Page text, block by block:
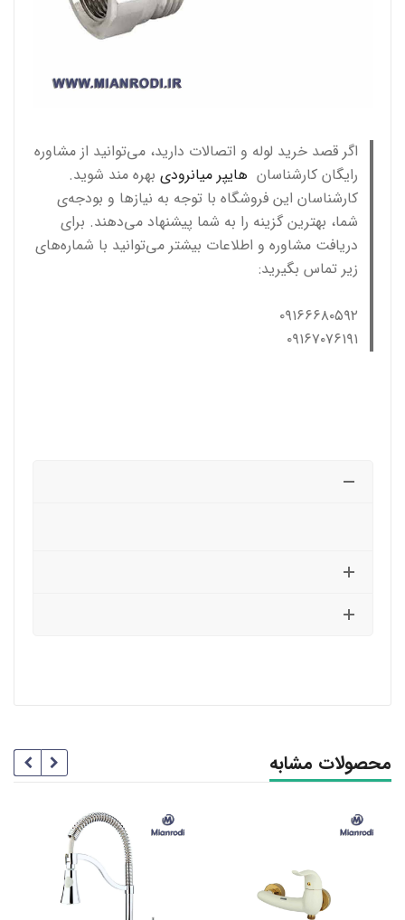
اگر قصد خرید لوله و اتصالات دارید، می‌توانید از مشاوره
رایگان کارشناسان هایپر میانرودیبهره مند شوید.
کارشناسان این فروشگاه با توجه به نیازها و بودجه‌ی
شما، بهترین گزینه را به شما پیشنهاد می‌دهند. برای
دریافت مشاوره و اطلاعات بیشتر می‌توانید با شماره‌های
زیر تماس بگیرید:
۰۹۱۶۶۶۸۰۵۹۲
۰۹۱۶۷۰۷۶۱۹۱
محصولات مشابه